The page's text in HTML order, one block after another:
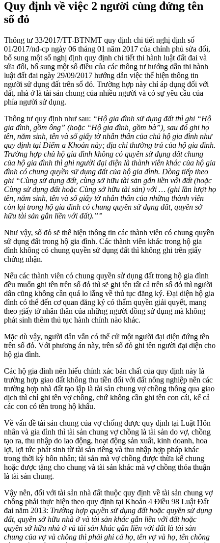
Quy định về việc 2 người cùng đứng tên
sổ đỏ
Thông tư 33/2017/TT-BTNMT quy định chi tiết nghị định số
01/2017/nđ-cp ngày 06 tháng 01 năm 2017 của chính phủ sửa đổi,
bổ sung một số nghị định quy định chi tiết thi hành luật đất đai và
sửa đổi, bổ sung một số điều của các thông tư hướng dẫn thi hành
luật đất đai ngày 29/09/2017 hướng dẫn việc thể hiện thông tin
người sử dụng đất trên sổ đỏ. Trường hợp này chỉ áp dụng đối với
đất, nhà ở là tài sản chung của nhiều người và có sự yêu cầu của
phía người sử dụng.
Thông tư quy định như sau: “Hộ gia đình sử dụng đất thì ghi “Hộ
gia đình, gồm ông” (hoặc “Hộ gia đình, gồm bà”), sau đó ghi họ
tên, năm sinh, tên và số giấy tờ nhân thân của chủ hộ gia đình như
quy định tại Điểm a Khoản này; địa chỉ thường trú của hộ gia đình.
Trường hợp chủ hộ gia đình không có quyền sử dụng đất chung
của hộ gia đình thì ghi người đại diện là thành viên khác của hộ gia
đình có chung quyền sử dụng đất của hộ gia đình. Dòng tiếp theo
ghi “Cùng sử dụng đất, cùng sở hữu tài sản gắn liền với đất (hoặc
Cùng sử dụng đất hoặc Cùng sở hữu tài sản) với … (ghi lần lượt họ
tên, năm sinh, tên và số giấy tờ nhân thân của những thành viên
còn lại trong hộ gia đình có chung quyền sử dụng đất, quyền sở
hữu tài sản gắn liền với đất).””
Như vậy, sổ đỏ sẽ thể hiện thông tin các thành viên có chung quyền
sử dụng đất trong hộ gia đình. Các thành viên khác trong hộ gia
đình không có chung quyền sử dụng đất thì không ghi trên giấy
chứng nhận.
Nếu các thành viên có chung quyền sử dụng đất trong hộ gia đình
đều muốn ghi tên trên sổ đỏ thì sẽ ghi tên tất cả trên sổ đỏ thì người
dân cũng không cần quá lo lắng về thủ tục đăng ký. Đại diện hộ gia
đình có thể đến cơ quan đăng ký có thẩm quyền giải quyết, mang
theo giấy tờ nhân thân của những người đồng sử dụng mà không
phát sinh thêm thủ tục hành chính nào khác.
Mặc dù vậy, người dân vẫn có thể cử một người đại diện đứng tên
trên sổ đỏ. Với phương án này, trên sổ đỏ ghi tên người đại diện cho
hộ gia đình.
Các hộ gia đình nên hiểu chính xác bản chất của quy định này là
trường hợp giao đất không thu tiền đối với đất nông nghiệp nên các
trường hợp nhà đất tạo lập là tài sản chung vợ chồng thông qua giao
dịch thì chỉ ghi tên vợ chồng, chứ không cần ghi tên con cái, kể cả
các con có tên trong hộ khẩu.
Về vấn đề tài sản chung của vợ chống được quy định tại Luật Hôn
nhân và gia đình thì tài sản chung vợ chồng là tài sản do vợ, chồng
tạo ra, thu nhập do lao động, hoạt động sản xuất, kinh doanh, hoa
lợi, lợi tức phát sinh từ tài sản riêng và thu nhập hợp pháp khác
trong thời kỳ hôn nhân; tài sản mà vợ chồng được thừa kế chung
hoặc được tặng cho chung và tài sản khác mà vợ chồng thỏa thuận
là tài sản chung.
Vậy nên, đối với tài sản nhà đất thuộc quy định về tài sản chung vợ
chồng phải thực hiện theo quy định tại Khoản 4 Điều 98 Luật Đất
đai năm 2013: Trường hợp quyền sử dụng đất hoặc quyền sử dụng
đất, quyền sở hữu nhà ở và tài sản khác gắn liền với đất hoặc
quyền sở hữu nhà ở và tài sản khác gắn liền với đất là tài sản
chung của vợ và chồng thì phải ghi cả họ, tên vợ và họ, tên chồng